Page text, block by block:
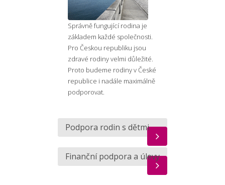
Správně fungující rodina je
základem každé společnosti.
Pro Českou republiku jsou
zdravé rodiny velmi důležité.
Proto budeme rodiny v České
republice i nadále maximálně
podporovat.
Podpora rodin s dětmi
Finanční podpora a úlevy